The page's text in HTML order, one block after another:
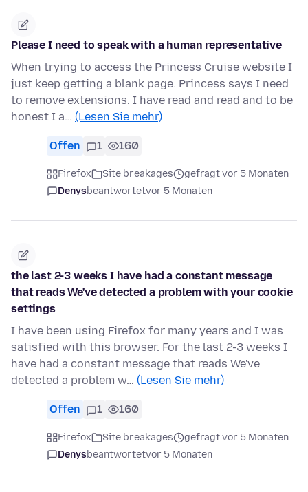
Please I need to speak with a human representative
When trying to access the Princess Cruise website I
just keep getting a blank page. Princess says I need
to remove extensions. I have read and read and to be
honest I a… (Lesen Sie mehr)
Offen 1 160
Firefox Site breakages
gefragt vor 5 Monaten
Denysbeantwortetvor 5 Monaten
the last 2-3 weeks I have had a constant message
that reads We've detected a problem with your cookie
settings
I have been using Firefox for many years and I was
satisfied with this browser. For the last 2-3 weeks I
have had a constant message that reads We've
detected a problem w… (Lesen Sie mehr)
Offen 1 160
Firefox Site breakages
gefragt vor 5 Monaten
Denysbeantwortetvor 5 Monaten